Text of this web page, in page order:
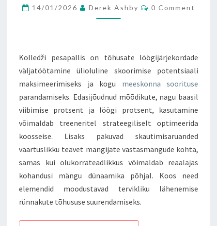
14/01/2026 Derek Ashby Comments
0 Comment
Kolledži pesapallis on tõhusate löögijärjekordade
väljatöötamine ülioluline skoorimise potentsiaali
maksimeerimiseks ja kogu meeskonna soorituse
parandamiseks. Edasijõudnud mõõdikute, nagu baasil
viibimise protsent ja löögi protsent, kasutamine
võimaldab treeneritel strateegiliselt optimeerida
koosseise. Lisaks pakuvad skautimisaruanded
väärtuslikku teavet mängijate vastasmängude kohta,
samas kui olukorrateadlikkus võimaldab reaalajas
kohandusi mängu dünaamika põhjal. Koos need
elemendid moodustavad tervikliku lähenemise
rünnakute tõhususe suurendamiseks.